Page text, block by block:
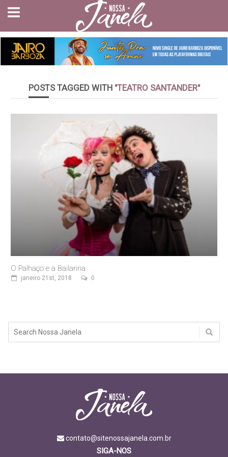
POSTS TAGGED WITH "TEATRO SANTANDER"
O Palhaço e a Bailarina
janeiro 21st, 2018 0
contato@sitenossajanela.com.br
SIGA-NOS